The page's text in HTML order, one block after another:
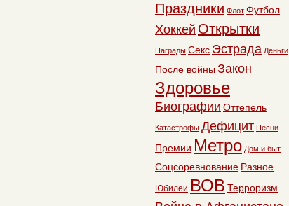
Праздники Флот Футбол
Хоккей Открытки
Награды Секс Эстрада Деньги
После войны Закон
Здоровье
Биографии Оттепель
Катастрофы Дефицит Песни
Премии Метро Дом и быт
Соцсоревнование Разное
Юбилеи ВОВ Терроризм